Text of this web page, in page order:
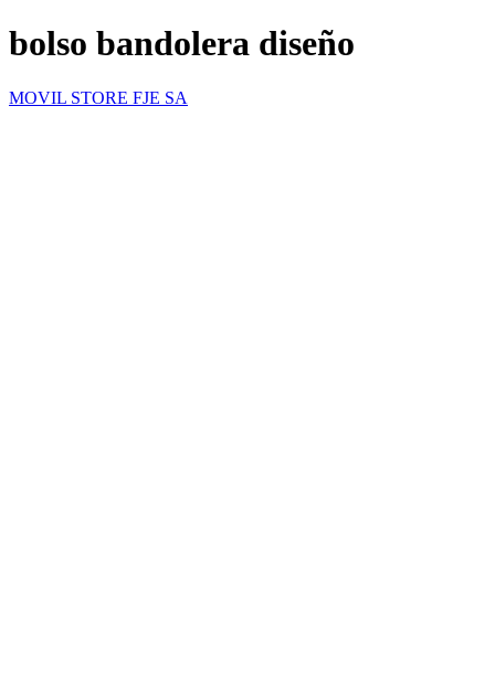
bolso bandolera diseño
MOVIL STORE FJE SA